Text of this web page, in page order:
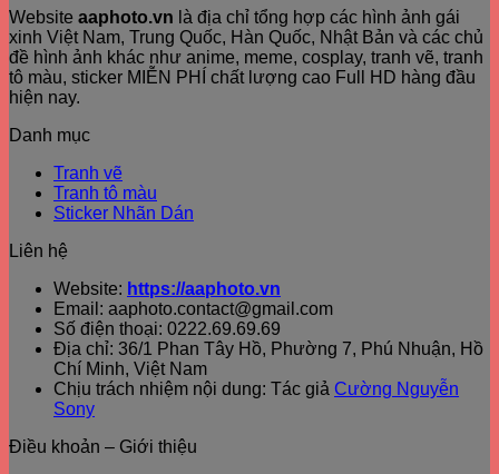
Website aaphoto.vn là địa chỉ tổng hợp các hình ảnh gái
xinh Việt Nam, Trung Quốc, Hàn Quốc, Nhật Bản và các chủ
đề hình ảnh khác như anime, meme, cosplay, tranh vẽ, tranh
tô màu, sticker MIỄN PHÍ chất lượng cao Full HD hàng đầu
hiện nay.
Danh mục
Tranh vẽ
Tranh tô màu
Sticker Nhãn Dán
Liên hệ
Website: https://aaphoto.vn
Email: aaphoto.contact@gmail.com
Số điện thoại: 0222.69.69.69
Địa chỉ: 36/1 Phan Tây Hồ, Phường 7, Phú Nhuận, Hồ
Chí Minh, Việt Nam
Chịu trách nhiệm nội dung: Tác giả Cường Nguyễn
Sony
Điều khoản – Giới thiệu